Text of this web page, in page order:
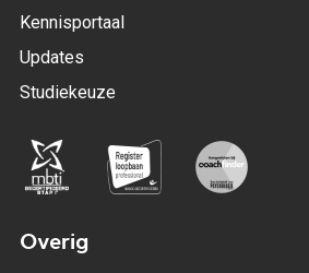
Kennisportaal
Updates
Studiekeuze
Overig